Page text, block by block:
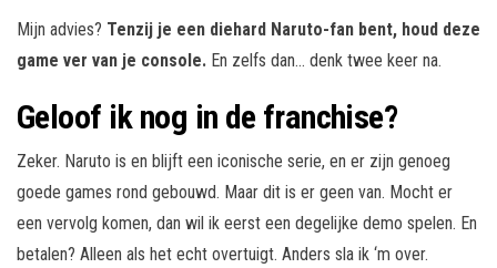
Mijn advies? Tenzij je een diehard Naruto-fan bent, houd deze
game ver van je console. En zelfs dan… denk twee keer na.
Geloof ik nog in de franchise?
Zeker. Naruto is en blijft een iconische serie, en er zijn genoeg
goede games rond gebouwd. Maar dit is er geen van. Mocht er
een vervolg komen, dan wil ik eerst een degelijke demo spelen. En
betalen? Alleen als het echt overtuigt. Anders sla ik ‘m over.